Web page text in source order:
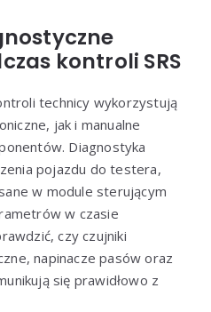
kontroli SRS
technicy wykorzystują
jak i manualne
Diagnostyka
pojazdu do testera,
w module sterującym
w czasie
czy czujniki
napinacze pasów oraz
się prawidłowo z